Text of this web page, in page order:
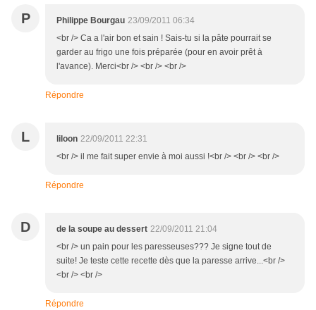
P Philippe Bourgau 23/09/2011 06:34
<br /> Ca a l'air bon et sain ! Sais-tu si la pâte pourrait se
garder au frigo une fois préparée (pour en avoir prêt à
l'avance). Merci<br /> <br /> <br />
Répondre
L liloon 22/09/2011 22:31
<br /> il me fait super envie à moi aussi !<br /> <br /> <br />
Répondre
D de la soupe au dessert 22/09/2011 21:04
<br /> un pain pour les paresseuses??? Je signe tout de
suite! Je teste cette recette dès que la paresse arrive...<br />
<br /> <br />
Répondre